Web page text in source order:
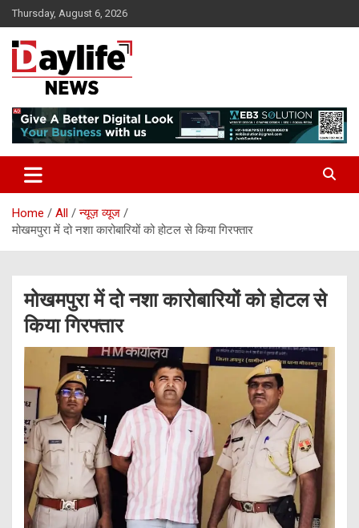
Skip
to
content
Thursday, August 6, 2026
daylifenews
Home All
न्यूज़ व्यूज
मोखमपुरा में दो नशा कारोबारियों को होटल से किया गिरफ्तार
मोखमपुरा में दो नशा कारोबारियों को होटल से
किया गिरफ्तार